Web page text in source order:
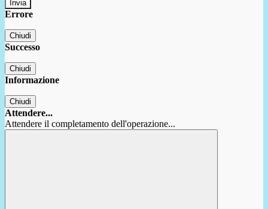
Errore
Chiudi
Successo
Chiudi
Informazione
Chiudi
Attendere...
Attendere il completamento dell'operazione...